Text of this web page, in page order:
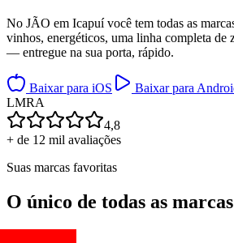
No JÃO em Icapuí você tem todas as
vinhos, energéticos, uma linha completa de
— entregue na sua porta, rápido.
Baixar para iOS
Baixar para
LMRA
4,8
+ de 12 mil avaliações
Suas marcas favoritas
O único de todas as marcas